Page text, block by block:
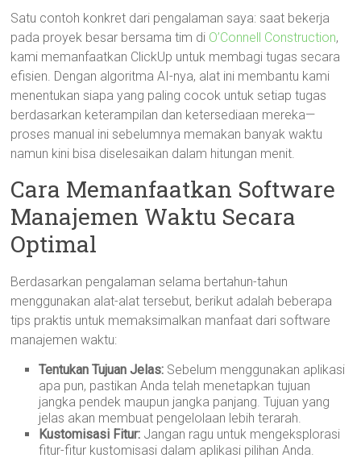
Satu contoh konkret dari pengalaman saya: saat bekerja
pada proyek besar bersama tim di O’Connell Construction,
kami memanfaatkan ClickUp untuk membagi tugas secara
efisien. Dengan algoritma AI-nya, alat ini membantu kami
menentukan siapa yang paling cocok untuk setiap tugas
berdasarkan keterampilan dan ketersediaan mereka—
proses manual ini sebelumnya memakan banyak waktu
namun kini bisa diselesaikan dalam hitungan menit.
Cara Memanfaatkan Software
Manajemen Waktu Secara
Optimal
Berdasarkan pengalaman selama bertahun-tahun
menggunakan alat-alat tersebut, berikut adalah beberapa
tips praktis untuk memaksimalkan manfaat dari software
manajemen waktu:
Tentukan Tujuan Jelas: Sebelum menggunakan aplikasi
apa pun, pastikan Anda telah menetapkan tujuan
jangka pendek maupun jangka panjang. Tujuan yang
jelas akan membuat pengelolaan lebih terarah.
Kustomisasi Fitur: Jangan ragu untuk mengeksplorasi
fitur-fitur kustomisasi dalam aplikasi pilihan Anda.